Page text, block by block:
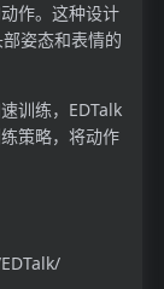
作。这种设计
姿态和表情的
训练，EDTalk
策略，将动作